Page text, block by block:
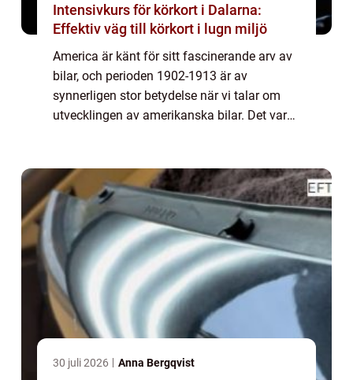
Intensivkurs för körkort i Dalarna:
Effektiv väg till körkort i lugn miljö
America är känt för sitt fascinerande arv av
bilar, och perioden 1902-1913 är av
synnerligen stor betydelse när vi talar om
utvecklingen av amerikanska bilar. Det var
30 juli 2026 Anna Bergqvist